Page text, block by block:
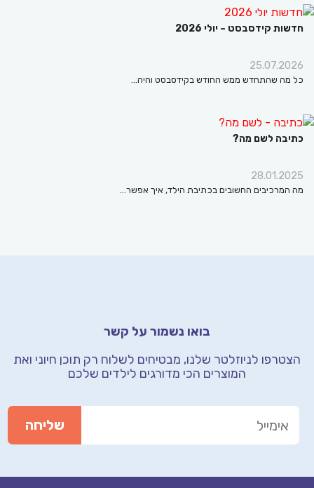
קידסבסט – יולי 2026
שהתחדש ממש החודש בקידסבסט והיה…
לשם מה?
החשובים בכתיבת הילד, איך אפשר…
בואו נשמור על קשר
לניוזלטר שלנו, מבטיחים לשלוח רק תוכן חיוניואת
המוצרים הכי מדורגים לילדים שלכם